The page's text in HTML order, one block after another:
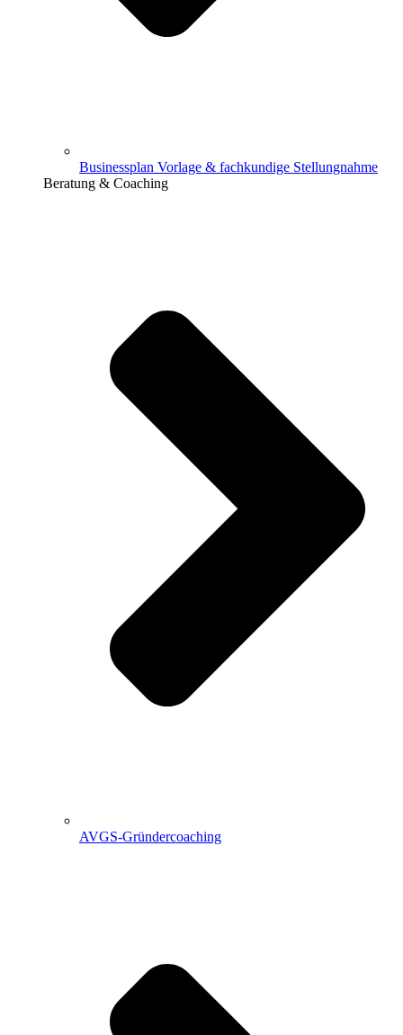
Businessplan Vorlage & fachkundige Stellungnahme
Beratung & Coaching
AVGS-Gründercoaching